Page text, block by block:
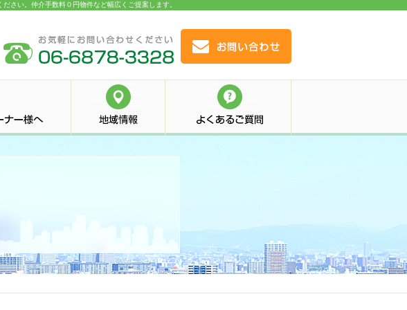
さい。仲介手数料０円物件など幅広くご提案します。